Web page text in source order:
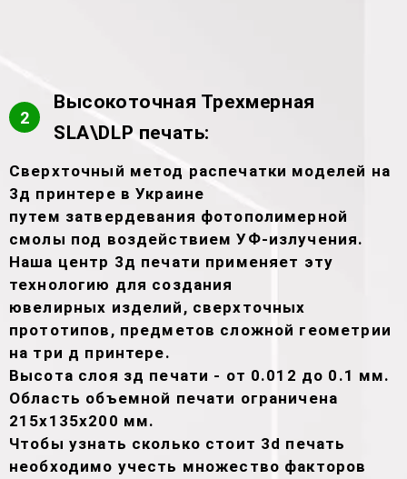
2
Высокоточная Трехмерная
SLA\DLP печать:
Сверхточный метод распечатки моделей на
3д принтере в Украине
путем затвердевания фотополимерной
смолы под воздействием УФ-излучения.
Наша центр 3д печати применяет эту
технологию для создания
ювелирных изделий, сверхточных
прототипов, предметов сложной геометрии
на три д принтере.
Высота слоя зд печати - от 0.012 до 0.1 мм.
Область объемной печати ограничена
215х135х200 мм.
Чтобы узнать сколько стоит 3d печать
необходимо учесть множество факторов